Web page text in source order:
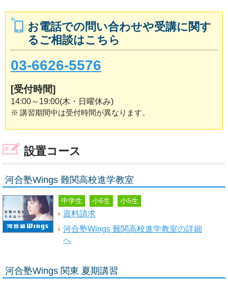
お電話での問い合わせや受講に関す
るご相談はこちら
03-6626-5576
[受付時間]
14:00～19:00(木・日曜休み)
※ 講習期間中は受付時間が異なります。
設置コース
河合塾Wings 難関高校進学教室
中学生 小6生 小5生
資料請求
河合塾Wings 難関高校進学教室の詳細
へ
河合塾Wings 関東 夏期講習